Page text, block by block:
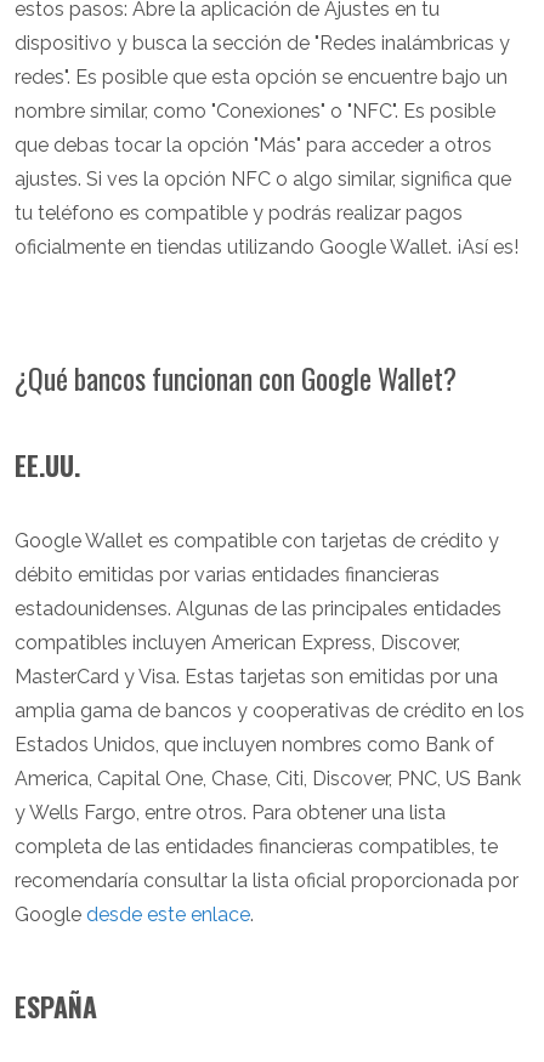
estos pasos: Abre la aplicación de Ajustes en tu
dispositivo y busca la sección de "Redes inalámbricas y
redes". Es posible que esta opción se encuentre bajo un
nombre similar, como "Conexiones" o "NFC". Es posible
que debas tocar la opción "Más" para acceder a otros
ajustes. Si ves la opción NFC o algo similar, significa que
tu teléfono es compatible y podrás realizar pagos
oficialmente en tiendas utilizando Google Wallet. ¡Así es!
¿Qué bancos funcionan con Google Wallet?
EE.UU.
Google Wallet es compatible con tarjetas de crédito y
débito emitidas por varias entidades financieras
estadounidenses. Algunas de las principales entidades
compatibles incluyen American Express, Discover,
MasterCard y Visa. Estas tarjetas son emitidas por una
amplia gama de bancos y cooperativas de crédito en los
Estados Unidos, que incluyen nombres como Bank of
America, Capital One, Chase, Citi, Discover, PNC, US Bank
y Wells Fargo, entre otros. Para obtener una lista
completa de las entidades financieras compatibles, te
recomendaría consultar la lista oficial proporcionada por
Google desde este enlace.
ESPAÑA